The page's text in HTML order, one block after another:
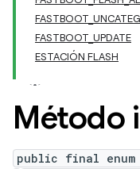
FASTBOOT_UPDATE
ESTACIÓN FLASH
Método
public final enum